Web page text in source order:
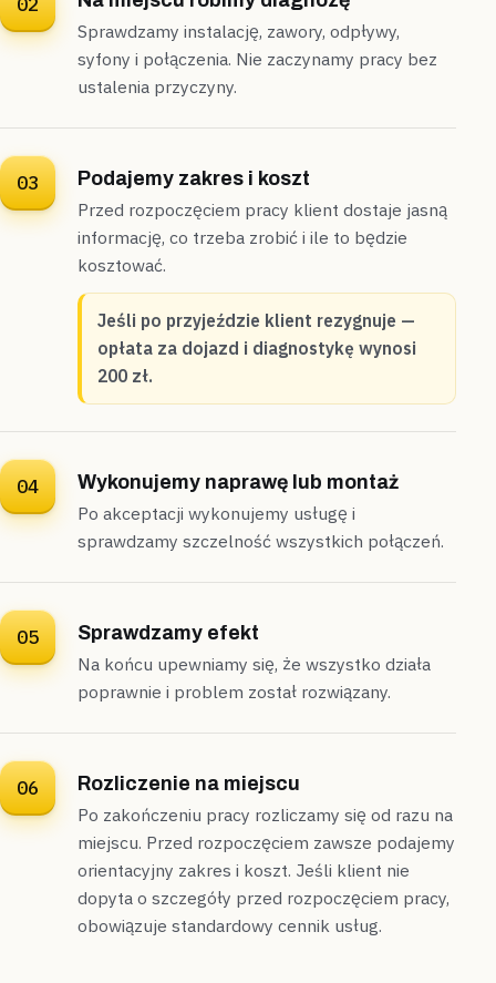
Przed pracą podaliśmy cenę, następnie oczyściliśmy pion
ciśnieniowo z zewnętrznej rewizji —odpływ
udrożniliśmy zgodnie z wcześniejszą wyceną
Stare Babice segment
„Przy spłukiwaniu WC w segmencie chwiało się na
słabo dokręconym stelażu.”
Dokręciliśmy mocowanie miski do stelaża i wymieniliśmy
dwuletnią gwarancję
Uszczelnione Gwarancja na złącze
Sprawdzamy instalację, zawory, odpływy,
syfony i połączenia. Nie zaczynamy pracy bez
ustalenia przyczyny.
03
Podajemy zakres i koszt
Przed rozpoczęciem pracy klient dostaje jasną
informację, co trzeba zrobić i ile to będzie
kosztować.
Jeśli po przyjeździe klient rezygnuje —
opłata za dojazd i diagnostykę wynosi
200 zł.
04
Wykonujemy naprawę lub montaż
Po akceptacji wykonujemy usługę i
sprawdzamy szczelność wszystkich połączeń.
05
Sprawdzamy efekt
Na końcu upewniamy się, że wszystko działa
poprawnie i problem został rozwiązany.
06
Rozliczenie na miejscu
Po zakończeniu pracy rozliczamy się od razu na
miejscu. Przed rozpoczęciem zawsze podajemy
orientacyjny zakres i koszt. Jeśli klient nie
dopyta o szczegóły przed rozpoczęciem pracy,
obowiązuje standardowy cennik usług.